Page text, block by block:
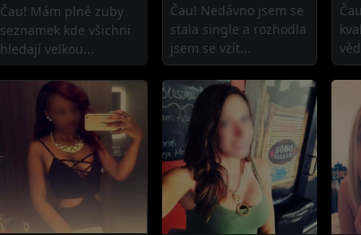
Čau! Mám plné zuby
seznamek kde všichni
hledají velkou...
Čau! Nedávno jsem se
stala single a rozhodla
jsem se vzít...